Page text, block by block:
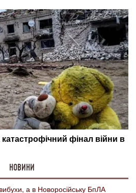
НОВИНИ
а в Новоросійську БпЛА